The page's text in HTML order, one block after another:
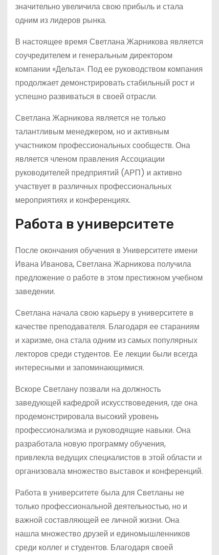
значительно увеличила свою прибыль и стала
одним из лидеров рынка.
В настоящее время Светлана Жарникова является
соучредителем и генеральным директором
компании «Дельта». Под ее руководством компания
продолжает демонстрировать стабильный рост и
успешно развиваться в своей отрасли.
Светлана Жарникова является не только
талантливым менеджером, но и активным
участником профессиональных сообществ. Она
является членом правления Ассоциации
руководителей предприятий (АРП) и активно
участвует в различных профессиональных
мероприятиях и конференциях.
Работа в университете
После окончания обучения в Университете имени
Ивана Иванова, Светлана Жарникова получила
предложение о работе в этом престижном учебном
заведении.
Светлана начала свою карьеру в университете в
качестве преподавателя. Благодаря ее стараниям
и харизме, она стала одним из самых популярных
лекторов среди студентов. Ее лекции были всегда
интересными и запоминающимися.
Вскоре Светлану позвали на должность
заведующей кафедрой искусствоведения, где она
продемонстрировала высокий уровень
профессионализма и руководящие навыки. Она
разработала новую программу обучения,
привлекла ведущих специалистов в этой области и
организовала множество выставок и конференций.
Работа в университете была для Светланы не
только профессиональной деятельностью, но и
важной составляющей ее личной жизни. Она
нашла множество друзей и единомышленников
среди коллег и студентов. Благодаря своей